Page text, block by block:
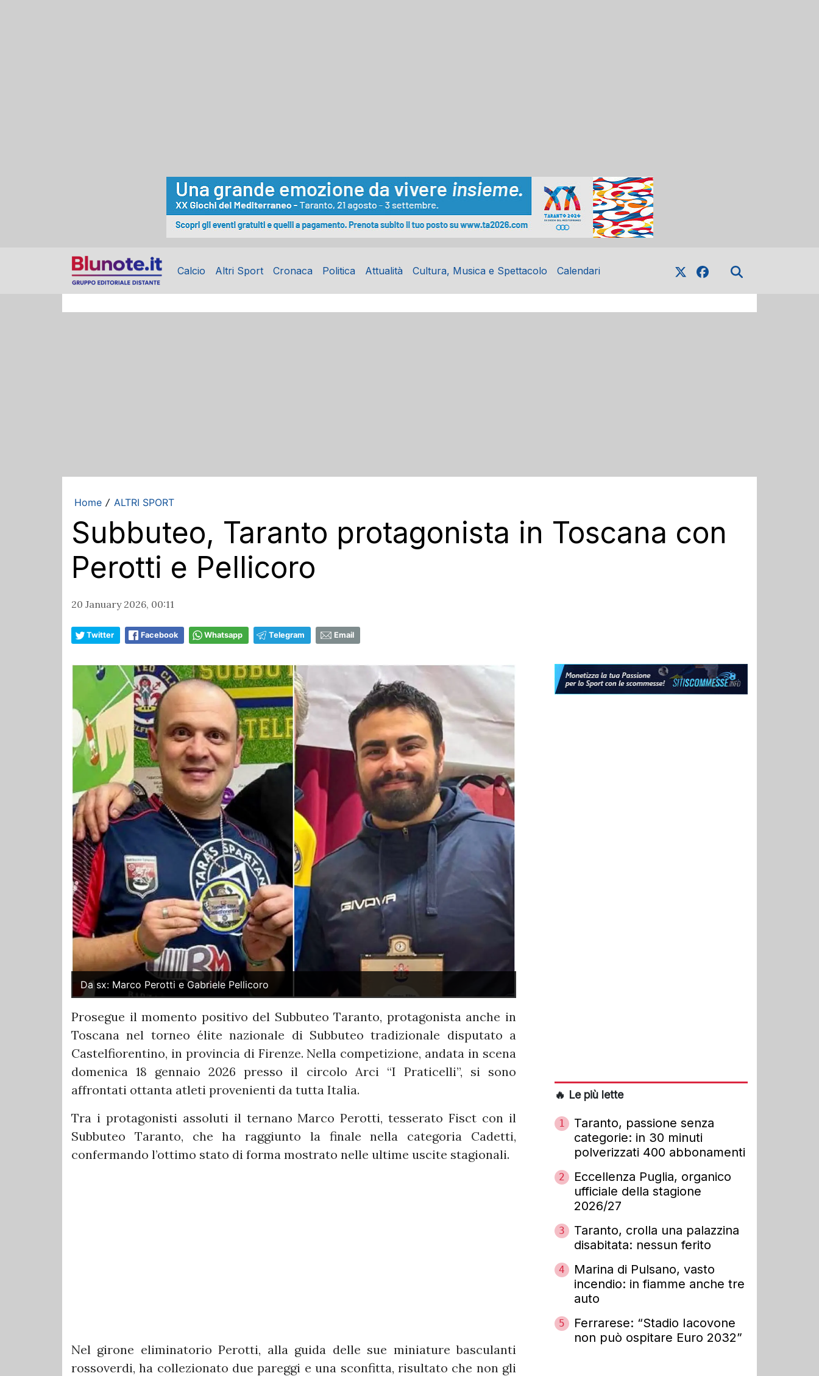
Calcio Altri Sport Cronaca Politica Attualità Cultura, Musica e Spettacolo Calendari
Home / ALTRI SPORT
Subbuteo, Taranto protagonista in Toscana con
Perotti e Pellicoro
20 January 2026, 00:11
Twitter Facebook Whatsapp Telegram Email
Da sx: Marco Perotti e Gabriele Pellicoro
Prosegue il momento positivo del Subbuteo Taranto, protagonista anche in
Toscana nel torneo élite nazionale di Subbuteo tradizionale disputato a
Castelfiorentino, in provincia di Firenze. Nella competizione, andata in scena
domenica 18 gennaio 2026 presso il circolo Arci “I Praticelli”, si sono
affrontati ottanta atleti provenienti da tutta Italia.
Tra i protagonisti assoluti il ternano Marco Perotti, tesserato Fisct con il
Subbuteo Taranto, che ha raggiunto la finale nella categoria Cadetti,
confermando l’ottimo stato di forma mostrato nelle ultime uscite stagionali.
Nel girone eliminatorio Perotti, alla guida delle sue miniature basculanti
rossoverdi, ha collezionato due pareggi e una sconfitta, risultato che non gli
🔥 Le più lette
1
Taranto, passione senza
categorie: in 30 minuti
polverizzati 400 abbonamenti
2
Eccellenza Puglia, organico
ufficiale della stagione
2026/27
3
Taranto, crolla una palazzina
disabitata: nessun ferito
4
Marina di Pulsano, vasto
incendio: in fiamme anche tre
auto
5
Ferrarese: “Stadio Iacovone
non può ospitare Euro 2032”